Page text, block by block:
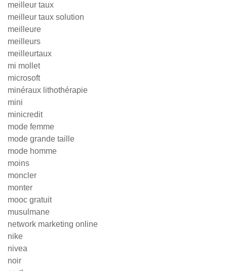
meilleur taux
meilleur taux solution
meilleure
meilleurs
meilleurtaux
mi mollet
microsoft
minéraux lithothérapie
mini
minicredit
mode femme
mode grande taille
mode homme
moins
moncler
monter
mooc gratuit
musulmane
network marketing online
nike
nivea
noir